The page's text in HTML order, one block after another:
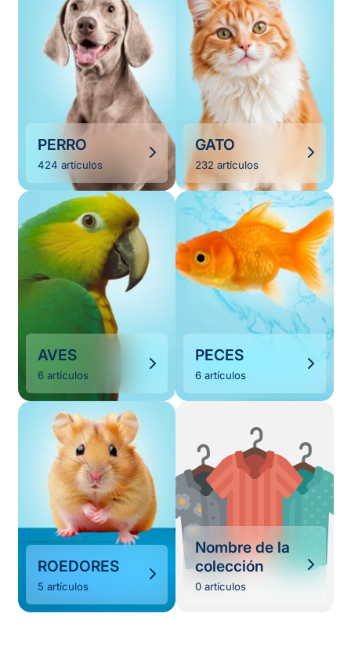
PERRO
424 artículos
GATO
232 artículos
AVES
6 artículos
PECES
6 artículos
ROEDORES
5 artículos
Nombre de la
colección
0 artículos